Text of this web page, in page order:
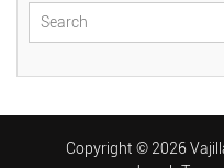
Copyright © 2026